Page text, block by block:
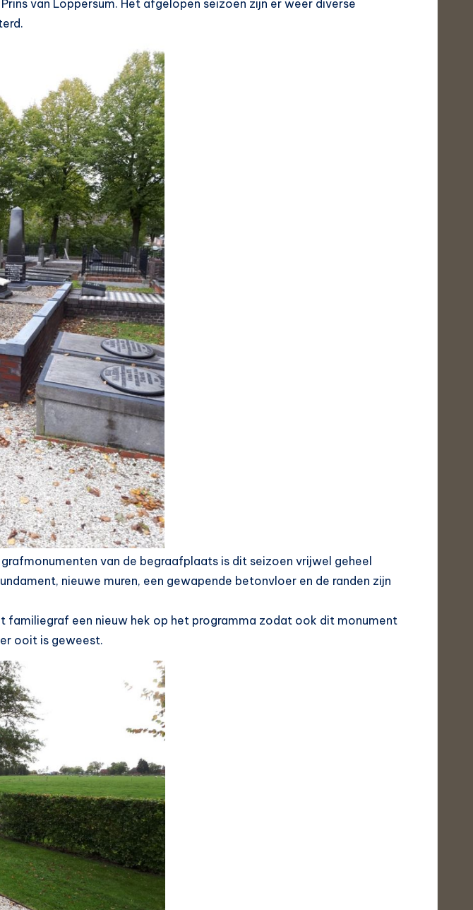
van Loppersum. Het afgelopen seizoen zijn er weer diverse
van de begraafplaats is dit seizoen vrijwel geheel
nieuwe muren, een gewapende betonvloer en de randen zijn
familiegraf een nieuw hek op het programma zodat ook dit monument
ooit is geweest.